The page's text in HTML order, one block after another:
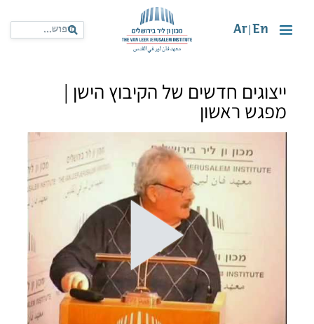
En
Ar
ייצוגים חדשים של הקיבוץ הישן |
מפגש ראשון